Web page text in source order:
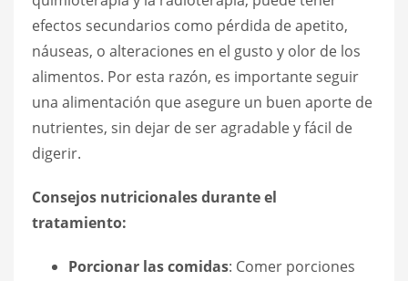
efectos secundarios como pérdida de apetito,
náuseas, o alteraciones en el gusto y olor de los
alimentos. Por esta razón, es importante seguir
una alimentación que asegure un buen aporte de
nutrientes, sin dejar de ser agradable y fácil de
digerir.
Consejos nutricionales durante el
tratamiento:
Porcionar las comidas: Comer porciones